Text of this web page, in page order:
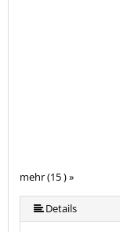
mehr (15 ) »
mehr (15 ) »
mehr (15 ) »
mehr (15 ) »
mehr (15 ) »
mehr (15 ) »
mehr (15 ) »
mehr (15 ) »
mehr (15 ) »
mehr (15 ) »
mehr (15 ) »
mehr (15 ) »
Details